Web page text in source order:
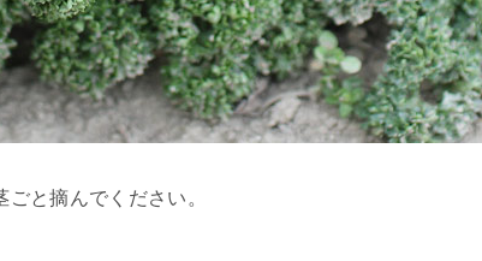
と摘んでください。